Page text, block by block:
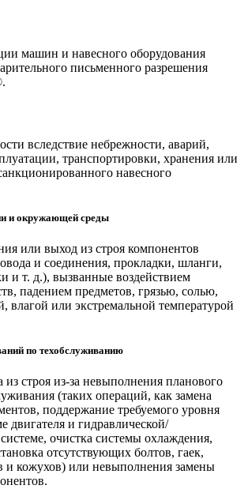
машин и навесного оборудования
письменного разрешения
вследствие небрежности, аварий,
транспортировки, хранения или
навесного
и окружающей среды
или выход из строя компонентов
и соединения, прокладки, шланги,
и т. д.), вызванные воздействием
падением предметов, грязью, солью,
влагой или экстремальной температурой
по техобслуживанию
строя из-за невыполнения планового
(таких операций, как замена
поддержание требуемого уровня
двигателя и гидравлической/
очистка системы охлаждения,
отсутствующих болтов, гаек,
и кожухов) или невыполнения замены